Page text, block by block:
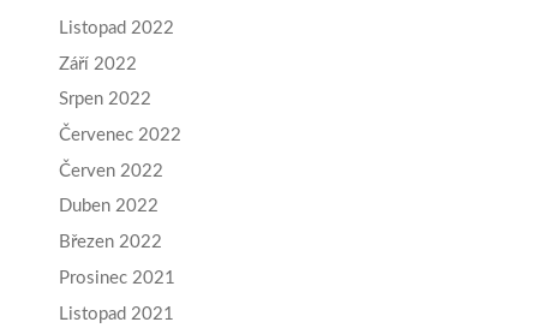
Listopad 2022
Září 2022
Srpen 2022
Červenec 2022
Červen 2022
Duben 2022
Březen 2022
Prosinec 2021
Listopad 2021